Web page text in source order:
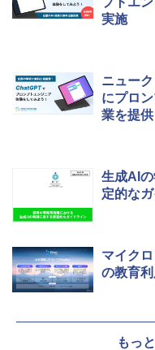
自
5
￥
実施
ニュー
にプロ
業を提供
生成AI
定的な
マイク
の教育
もっ